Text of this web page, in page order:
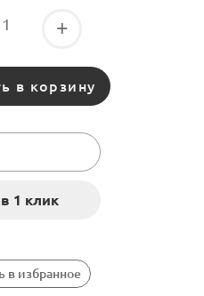
+
в корзину
в избранное